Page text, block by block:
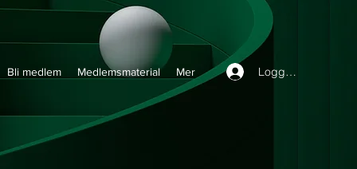
Bli medlem Medlemsmaterial Mer Logga in